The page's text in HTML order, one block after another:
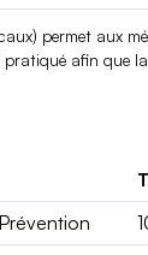
permet aux
afin que